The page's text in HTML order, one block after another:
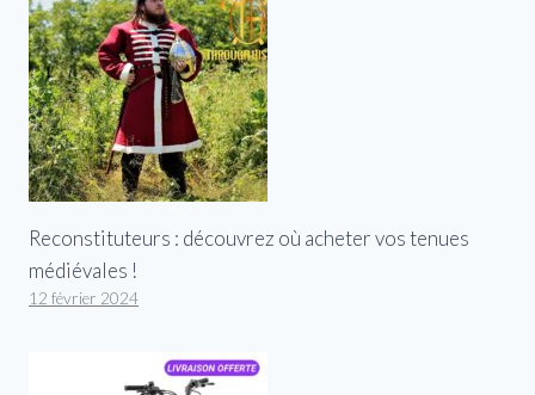
Reconstituteurs : découvrez où acheter vos tenues
médiévales !
12 février 2024